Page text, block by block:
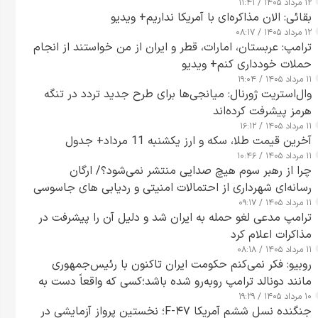
۱۲ مرداد ۱۴۰۵ / ۱۱:۴۱
بقائی: الان مذاکره‌ای با آمریکا نداریم+ ویدیو
۱۲ مرداد ۱۴۰۵ / ۰۸:۱۷
ترامپ: عربستان، امارات، قطر و ایران از من خواستند از انجام
حملات خودداری کنم+ ویدیو
۱۱ مرداد ۱۴۰۵ / ۱۹:۰۴
وال‌استریت ژورنال: میانجی‌ها برای طرح جدید تردد در تنگه
هرمز پیشرفت کرده‌اند
۱۱ مرداد ۱۴۰۵ / ۱۶:۱۲
آخرین قیمت طلا، سکه و ارز یکشنبه 11 مرداد+ جدول
۱۱ مرداد ۱۴۰۵ / ۱۰:۴۶
چرا از رهبر سوم هیچ صدایی منتشر نمی‌شود؟/ ارگان
رسانه‌ای شهرداری از احتمالات امنیتی و ردیابی های جاسوسی
گفت
۱۱ مرداد ۱۴۰۵ / ۰۹:۱۷
ترامپ مدعی لغو حمله به ایران شد و دلیل آن را پیشرفت در
مذاکرات اعلام کرد
۱۱ مرداد ۱۴۰۵ / ۰۸:۱۸
روبیو: فکر نمی‌کنم حکومت ایران تاکنون با رئیس‌جمهوری
مانند دونالد ترامپ روبه‌رو شده باشد؛کسی که واقعاً دست به
اقدام می‌زند
۱۰ مرداد ۱۴۰۵ / ۱۹:۲۹
جنگنده نسل ششم آمریکا F-۴۷؛ نخستین پرواز آزمایشی در